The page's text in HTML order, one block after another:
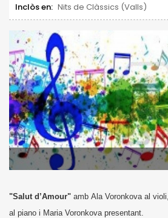
Inclòs en: Nits de Clàssics (Valls)
"Salut d’Amour" amb Ala Voronkova al violi,
al piano i Maria Voronkova presentant.